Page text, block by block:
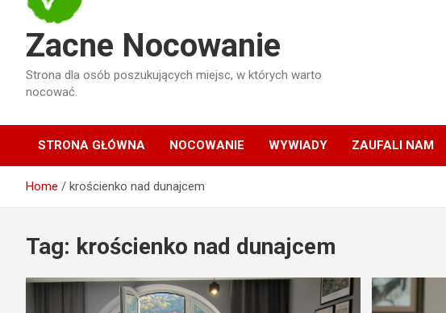
Zacne Nocowanie
Strona dla osób poszukujących miejsc, w których warto
nocować.
STRONA GŁÓWNA NOCOWANIE WYWIADY ZAUFALI NAM
Home krościenko nad dunajcem
Tag: krościenko nad dunajcem